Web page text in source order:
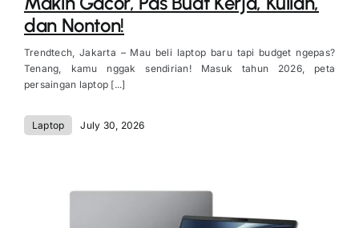
dan Nonton!
Trendtech, Jakarta – Mau beli laptop baru tapi budget ngepas?
Tenang, kamu nggak sendirian! Masuk tahun 2026, peta
persaingan laptop [...]
Laptop July 30, 2026